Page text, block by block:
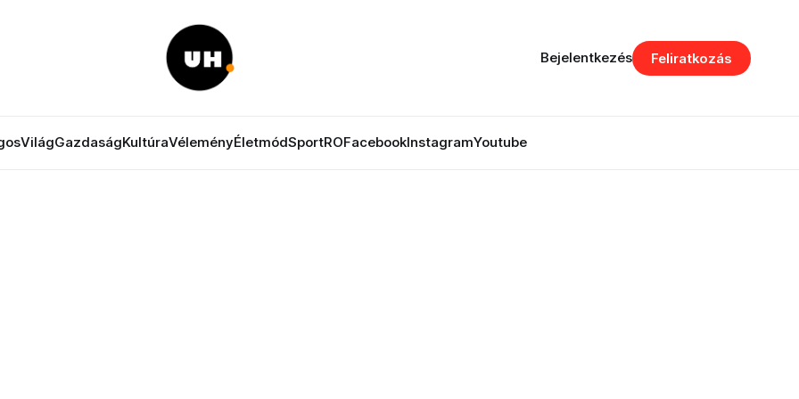
VilágGazdaságKultúraVéleményÉletmódSportROFacebookInstagramYoutube
Bejelentkezés Feliratkozás